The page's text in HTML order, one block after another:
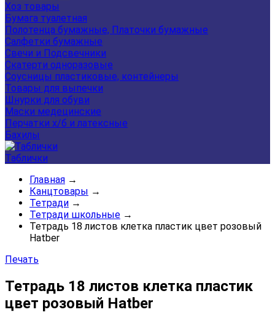
Хоз товары
Бумага туалетная
Полотенца бумажные, Платочки бумажные
Салфетки бумажные
Свечи и Подсвечники
Скатерти одноразовые
Соусницы пластиковые, контейнеры
Товары для выпечки
Шнурки для обуви
Маски медецинские
Перчатки х/б и латексные
Бахилы
Таблички
Главная →
Канцтовары →
Тетради →
Тетради школьные →
Тетрадь 18 листов клетка пластик цвет розовый
Hatber
Печать
Тетрадь 18 листов клетка пластик
цвет розовый Hatber